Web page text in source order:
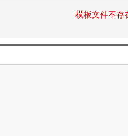
模板文件不存